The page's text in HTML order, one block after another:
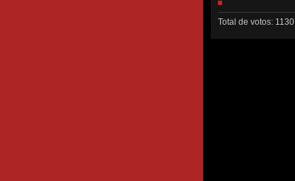
Total de votos: 1130